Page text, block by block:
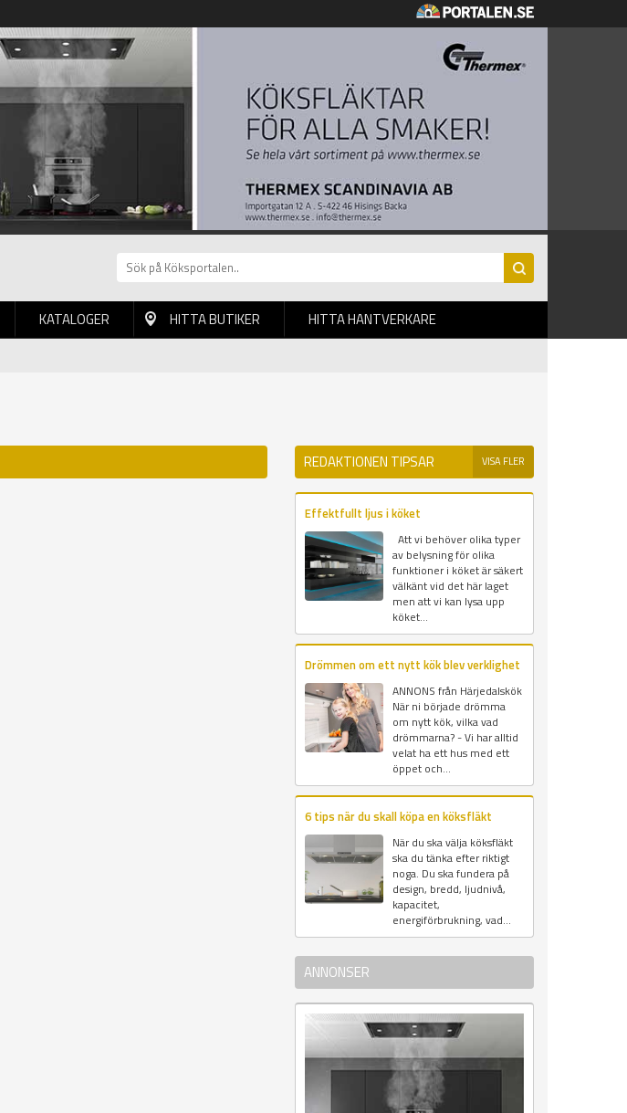
KATALOGER HITTA BUTIKER HITTA HANTVERKARE
REDAKTIONEN TIPSAR VISA FLER
Effektfullt ljus i köket
Att vi behöver olika typer
av belysning för olika
funktioner i köket är säkert
välkänt vid det här laget
men att vi kan lysa upp
köket...
Drömmen om ett nytt kök blev verklighet
ANNONS från Härjedalskök
När ni började drömma
om nytt kök, vilka vad
drömmarna? - Vi har alltid
velat ha ett hus med ett
öppet och...
6 tips när du skall köpa en köksfläkt
När du ska välja köksfläkt
ska du tänka efter riktigt
noga. Du ska fundera på
design, bredd, ljudnivå,
kapacitet,
energiförbrukning, vad...
ANNONSER